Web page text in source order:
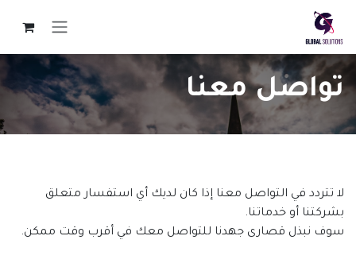
تخطي للذهاب إلى المحتوى
تواصل معنا
لا تتردد في التواصل معنا إذا كان لديك أي استفسار متعلق
بشركتنا أو خدماتنا.
سوف نبذل قصارى جهدنا للتواصل معك في أقرب وقت ممكن.